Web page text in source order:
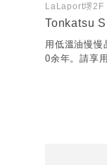
LaLaport堺2F
Tonkatsu
用低溫油慢慢
0余年。請享